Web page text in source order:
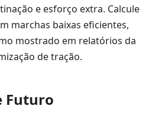
e esforço extra. Calcule
marchas baixas eficientes,
mostrado em relatórios da
de tração.
Futuro